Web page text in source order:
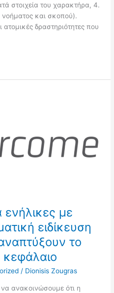
στοιχεία του χαρακτήρα, 4.
νοήματος και σκοπού).
δραστηριότητες που
ενήλικες με
ειδίκευση
το
κεφάλαιο
/ Dionisis Zougras
ανακοινώσουμε ότι η